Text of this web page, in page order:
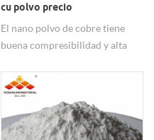
cu polvo precio
El nano polvo de cobre tiene
buena compresibilidad y alta
usa en pasta conductiva.